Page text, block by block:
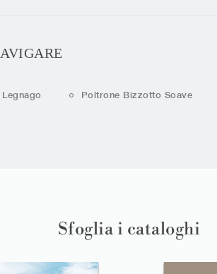
Poltrone Bizzotto Soave
Sfoglia i cataloghi